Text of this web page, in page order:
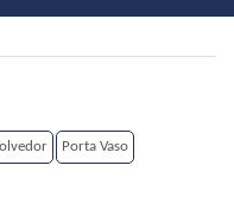
Porta Vaso